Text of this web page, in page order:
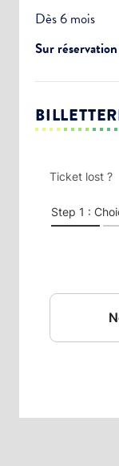
Dès 6 mois
Sur